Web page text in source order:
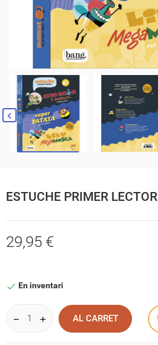
ESTUCHE PRIMER LECTOR
29,95 €
 En inventari
AL CARRET